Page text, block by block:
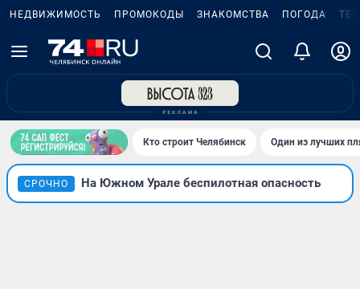
НЕДВИЖИМОСТЬ ПРОМОКОДЫ ЗНАКОМСТВА ПОГОДА
Кто строит Челябинск Один из лучших
СРОЧНО На Южном Урале беспилотная опасность